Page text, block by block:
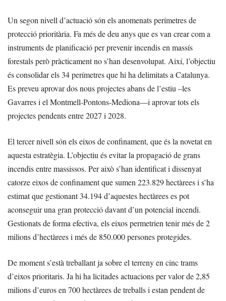
Un segon nivell d’actuació són els anomenats perímetres de
protecció prioritària. Fa més de deu anys que es van crear com a
instruments de planificació per prevenir incendis en massís
forestals però pràcticament no s’han desenvolupat. Així, l’objectiu
és consolidar els 34 perímetres que hi ha delimitats a Catalunya.
Es preveu aprovar dos nous projectes abans de l’estiu –les
Gavarres i el Montmell-Pontons-Mediona—i aprovar tots els
projectes pendents entre 2027 i 2028.
El tercer nivell són els eixos de confinament, que és la novetat en
aquesta estratègia. L’objectiu és evitar la propagació de grans
incendis entre massissos. Per això s’han identificat i dissenyat
catorze eixos de confinament que sumen 223.829 hectàrees i s’ha
estimat que gestionant 34.194 d’aquestes hectàrees es pot
aconseguir una gran protecció davant d’un potencial incendi.
Gestionats de forma efectiva, els eixos permetrien tenir més de 2
milions d’hectàrees i més de 850.000 persones protegides.
De moment s’està treballant ja sobre el terreny en cinc trams
d’eixos prioritaris. Ja hi ha licitades actuacions per valor de 2,85
milions d’euros en 700 hectàrees de treballs i estan pendent de